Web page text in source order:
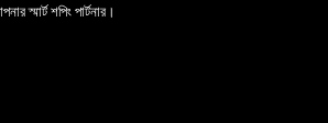
স্মার্ট শপিং পার্টনার।